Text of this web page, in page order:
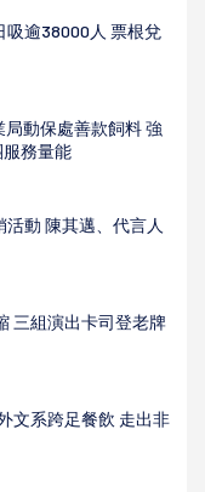
吸逾38000人 票根兌
動保處善款飼料 強
務量能
動 陳其邁、代言人
三組演出卡司登老牌
文系跨足餐飲 走出非